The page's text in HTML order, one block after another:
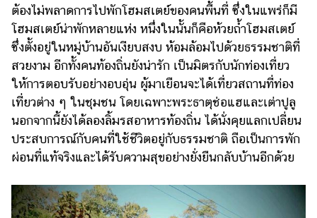
ต้องไม่พลาดการไปพักโฮมสเตย์ของคนพื้นที่ ซึ่งในแพร่ก็มี
โฮมสเตย์น่าพักหลายแห่ง หนึ่งในนั้นก็คือห้วยถ้ำโฮมสเตย์
ซึ่งตั้งอยู่ในหมู่บ้านอันเงียบสงบ ห้อมล้อมไปด้วยธรรมชาติที่
สวยงาม อีกทั้งคนท้องถิ่นยังน่ารัก เป็นมิตรกับนักท่องเที่ยว
ให้การตอบรับอย่างอบอุ่น ผู้มาเยือนจะได้เที่ยวสถานที่ท่อง
เที่ยวต่าง ๆ ในชุมชน โดยเฉพาะพระธาตุช่อแฮและเต่าปูลู
นอกจากนี้ยังได้ลองลิ้มรสอาหารท้องถิ่น ได้นั่งคุยแลกเปลี่ยน
ประสบการณ์กับคนที่ใช้ชีวิตอยู่กับธรรมชาติ ถือเป็นการพัก
ผ่อนที่แท้จริงและได้รับความสุขอย่างยั่งยืนกลับบ้านอีกด้วย